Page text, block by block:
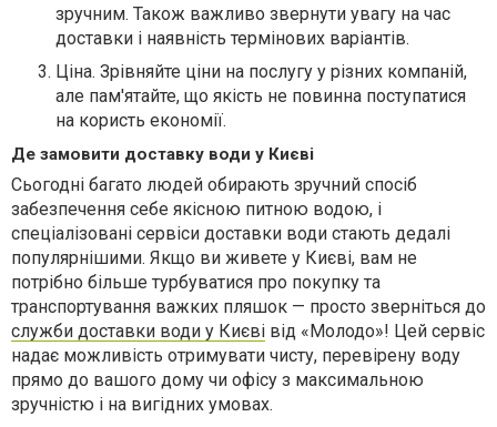
зручним. Також важливо звернути увагу на час
доставки і наявність термінових варіантів.
Ціна. Зрівняйте ціни на послугу у різних компаній,
але пам'ятайте, що якість не повинна поступатися
на користь економії.
Де замовити доставку води у Києві
Сьогодні багато людей обирають зручний спосіб
забезпечення себе якісною питною водою, і
спеціалізовані сервіси доставки води стають дедалі
популярнішими. Якщо ви живете у Києві, вам не
потрібно більше турбуватися про покупку та
транспортування важких пляшок — просто зверніться до
служби доставки води у Києві від «Молодо»! Цей сервіс
надає можливість отримувати чисту, перевірену воду
прямо до вашого дому чи офісу з максимальною
зручністю і на вигідних умовах.